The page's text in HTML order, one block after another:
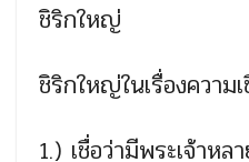
ชิริกใหญ่
ชิริกใหญ่ในเรื่องความ
1.) เชื่อว่ามีพระเจ้าหล